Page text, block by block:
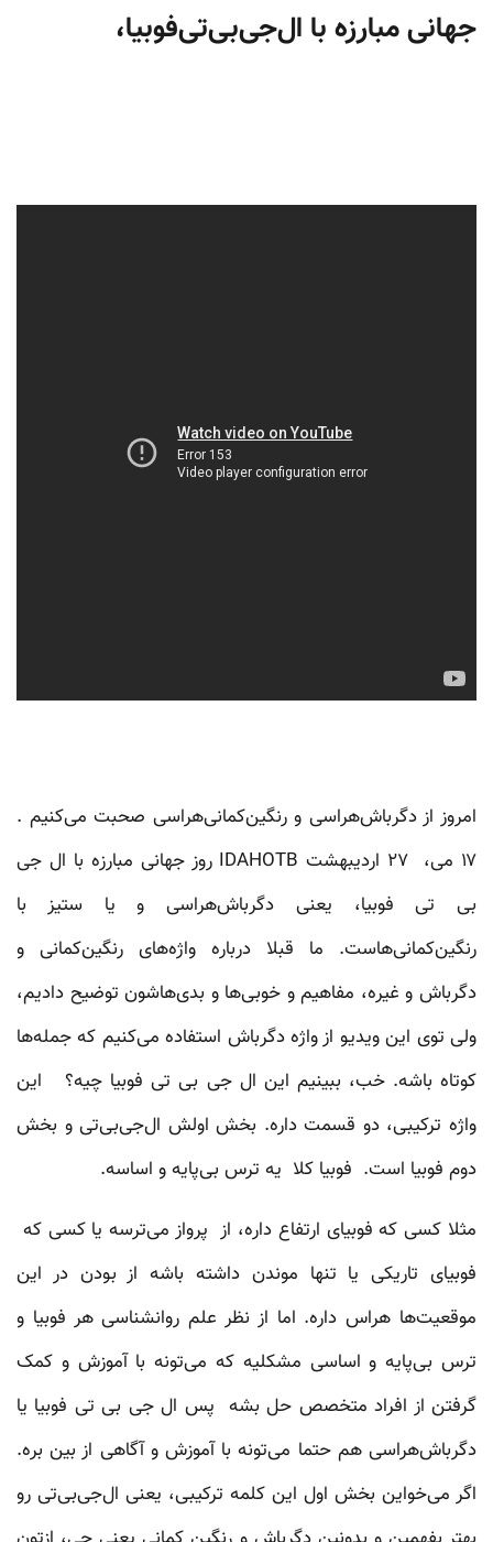
جهانی مبارزه با ال‌جی‌بی‌تی‌فوبیا،
امروز از دگرباش‌هراسی و رنگین‌کمانی‌هراسی صحبت می‌کنیم .
۱۷ می، ۲۷ اردیبهشت IDAHOTB روز جهانی مبارزه با ال جی
بی تی فوبیا، یعنی دگرباش‌هراسی و یا ستیز با
رنگین‌کمانی‌هاست. ما قبلا درباره واژه‌های رنگین‌کمانی و
دگرباش و غیره، مفاهیم و خوبی‌ها و بدی‌هاشون توضیح دادیم،
ولی توی این ویدیو از واژه دگرباش استفاده می‌کنیم که جمله‌ها
کوتاه باشه. خب، ببینیم این ال جی بی تی فوبیا چیه؟ این
واژه ترکیبی، دو قسمت داره. بخش اولش ال‌جی‌بی‌تی و بخش
دوم فوبیا است. فوبیا کلا یه ترس بی‌پایه و اساسه.
مثلا کسی که فوبیای ارتفاع داره، از پرواز می‌ترسه یا کسی که
فوبیای تاریکی یا تنها موندن داشته باشه از بودن در این
موقعیت‌ها هراس داره. اما از نظر علم روانشناسی هر فوبیا و
ترس بی‌پایه و اساسی مشکلیه که می‌تونه با آموزش و کمک
گرفتن از افراد متخصص حل بشه پس ال جی بی تی فوبیا یا
دگرباش‌هراسی هم حتما می‌تونه با آموزش و آگاهی از بین بره.
اگر می‌خواین بخش اول این کلمه ترکیبی، یعنی ال‌جی‌بی‌تی رو